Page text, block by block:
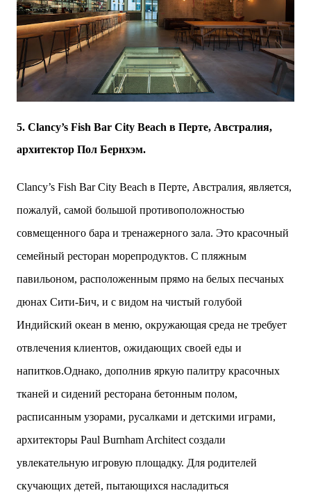
5. Clancy’s Fish Bar City Beach в Перте, Австралия,
архитектор Пол Бернхэм.
Clancy’s Fish Bar City Beach в Перте, Австралия, является,
пожалуй, самой большой противоположностью
совмещенного бара и тренажерного зала. Это красочный
семейный ресторан морепродуктов. С пляжным
павильоном, расположенным прямо на белых песчаных
дюнах Сити-Бич, и с видом на чистый голубой
Индийский океан в меню, окружающая среда не требует
отвлечения клиентов, ожидающих своей еды и
напитков.Однако, дополнив яркую палитру красочных
тканей и сидений ресторана бетонным полом,
расписанным узорами, русалками и детскими играми,
архитекторы Paul Burnham Architect создали
увлекательную игровую площадку. Для родителей
скучающих детей, пытающихся насладиться